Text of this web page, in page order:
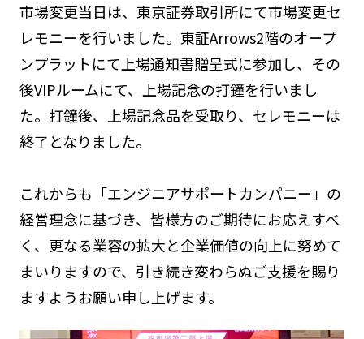
市場変更当日は、東京証券取引所にて市場変更セ
レモニーを行いました。東証Arrows2階のオープ
ンプラットにて上場通知書贈呈式に参加し、その
後VIPルームにて、上場記念の打鐘を行いまし
た。打鐘後、上場記念品を受取り、セレモニーは
終了となりました。
これからも「エンジニアサポートカンパニー」の
経営理念に基づき、皆様方のご期待にお応えすべ
く、更なる業容の拡大と企業価値の向上に努めて
まいりますので、引き続き変わらぬご支援を賜り
ますようお願い申し上げます。